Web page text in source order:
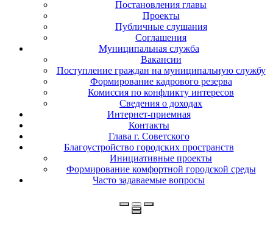
Постановления главы
Проекты
Публичные слушания
Соглашения
Муниципальная служба
Вакансии
Поступление граждан на муниципальную службу
Формирование кадрового резерва
Комиссия по конфликту интересов
Сведения о доходах
Интернет-приемная
Контакты
Глава г. Советского
Благоустройство городских пространств
Инициативные проекты
Формирование комфортной городской среды
Часто задаваемые вопросы